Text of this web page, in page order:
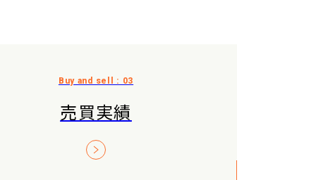
売買実績